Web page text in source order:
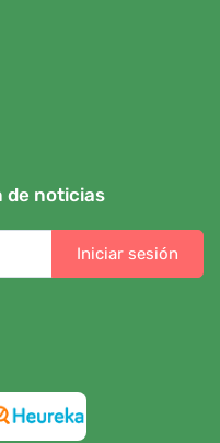
de noticias
Iniciar sesión